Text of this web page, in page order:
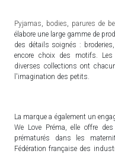
Pyjamas bodies parures de
élabore une large gamme de
des détails soignés :
encore choix des motifs.
diverses collections ont
l'imagination des petits.
La marque a également un
We Love Préma, elle offre
prématurés dans les
Fédération française des